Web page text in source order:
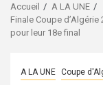
Accueil
A LA UNE
Finale Coupe d’Algérie
pour leur 18e final
A LA UNE Coupe